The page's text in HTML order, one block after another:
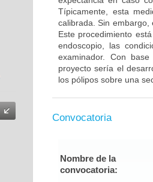
Típicamente, esta
calibrada. Sin
Este procedimiento
endoscopio, las
examinador. Con
proyecto sería el
los pólipos sobre una
Convocatoria
Nombre de la
convocatoria: